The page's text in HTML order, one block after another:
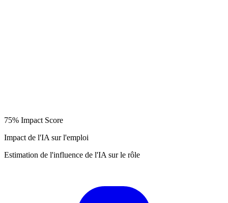
75% Impact Score
Impact de l'IA sur l'emploi
Estimation de l'influence de l'IA sur le rôle